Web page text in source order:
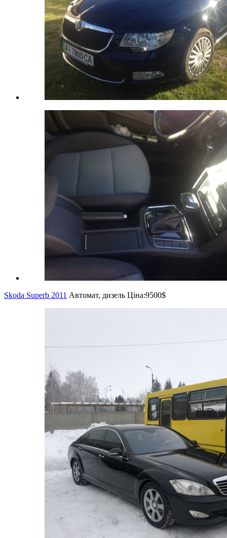
Skoda Superb 2011 Автомат, дизель Ціна:9500$